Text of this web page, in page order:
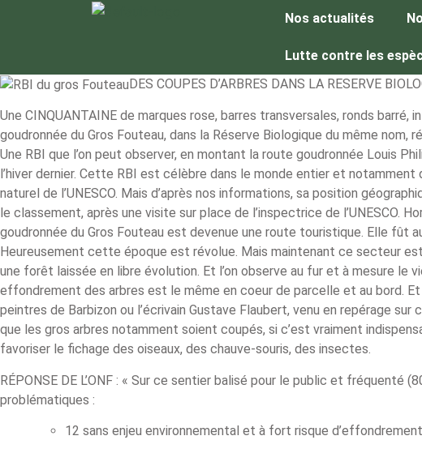
Nos actualités
Lutte contre les
DES COUPES D’ARBRES DANS LA RESERVE
Une CINQUANTAINE de marques rose, barres transversales, ronds
goudronnée du Gros Fouteau, dans la Réserve Biologique du même
Une RBI que l’on peut observer, en montant la route goudronnée Louis
l’hiver dernier. Cette RBI est célèbre dans le monde entier et
naturel de l’UNESCO. Mais d’après nos informations, sa position
le classement, après une visite sur place de l’inspectrice de
goudronnée du Gros Fouteau est devenue une route touristique. Elle fût
Heureusement cette époque est révolue. Mais maintenant ce secteur
une forêt laissée en libre évolution. Et l’on observe au fur et à mesure
effondrement des arbres est le même en coeur de parcelle et au bord.
peintres de Barbizon ou l’écrivain Gustave Flaubert, venu en repérage
que les gros arbres notamment soient coupés, si c’est vraiment
favoriser le fichage des oiseaux, des chauve-souris, des insectes.
RÉPONSE DE L’ONF : « Sur ce sentier balisé pour le public et
problématiques :
12 sans enjeu environnemental et à fort risque